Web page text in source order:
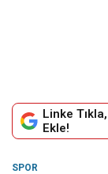
Linke
Ekle!
SPOR